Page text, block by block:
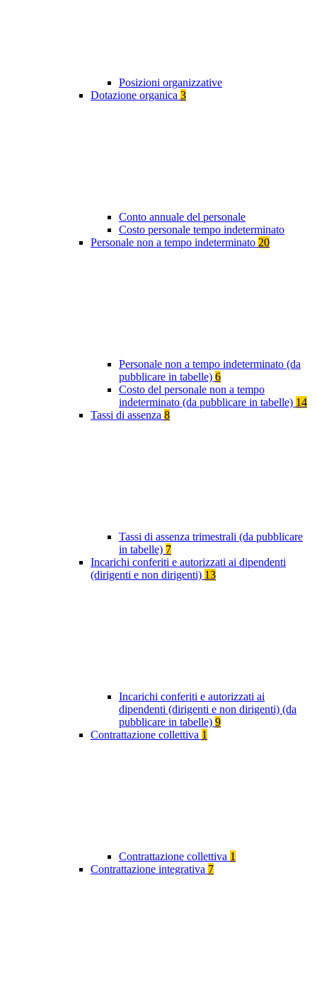
Posizioni organizzative
Dotazione organica 3
Conto annuale del personale
Costo personale tempo indeterminato
Personale non a tempo indeterminato 20
Personale non a tempo indeterminato (da
pubblicare in tabelle) 6
Costo del personale non a tempo
indeterminato (da pubblicare in tabelle) 14
Tassi di assenza 8
Tassi di assenza trimestrali (da pubblicare
in tabelle) 7
Incarichi conferiti e autorizzati ai dipendenti
(dirigenti e non dirigenti) 13
Incarichi conferiti e autorizzati ai
dipendenti (dirigenti e non dirigenti) (da
pubblicare in tabelle) 9
Contrattazione collettiva 1
Contrattazione collettiva 1
Contrattazione integrativa 7